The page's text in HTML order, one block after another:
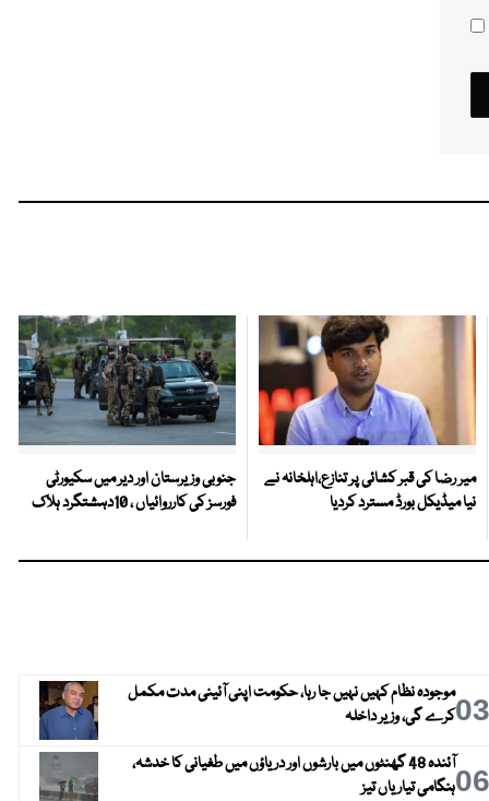
میر رضا کی قبر کشائی پر تنازع،اہلخانہ نے
نیا میڈیکل بورڈ مسترد کردیا
جنوبی وزیرستان اور دیر میں سکیورٹی
فورسز کی کارروائیاں ، 10دہشتگرد ہلاک
03موجودہ نظام کہیں نہیں جا رہا، حکومت اپنی آئینی مدت مکمل
کرے گی، وزیر داخلہ
06
آئندہ 48 گھنٹوں میں بارشوں اور دریاؤں میں طغیانی کا خدشہ،
ہنگامی تیاریاں تیز